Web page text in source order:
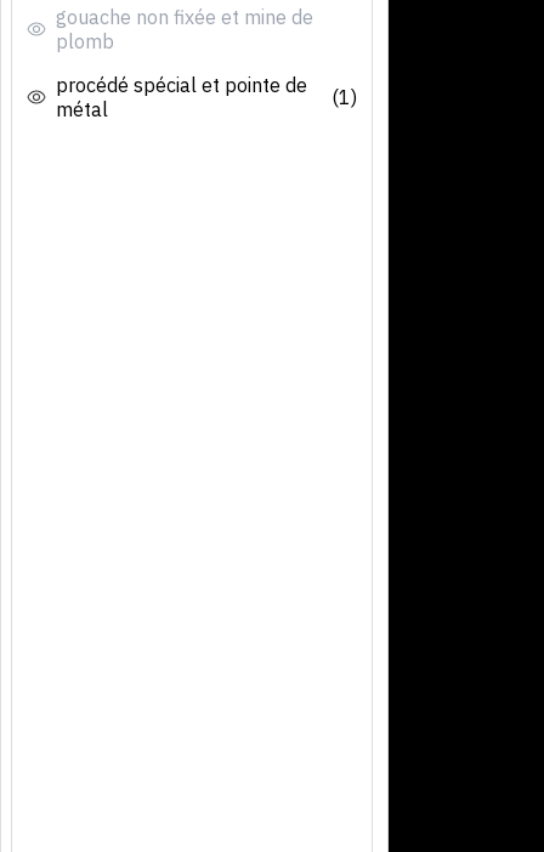
gouache non fixée et mine de
plomb
procédé spécial et pointe de
métal
(1)